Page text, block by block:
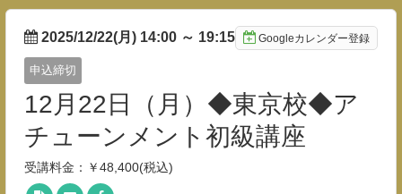
2025/12/22(月) 14:00 ～ 19:15 Googleカレンダー登録
申込締切
12月22日（月）◆東京校◆ア
チューンメント初級講座
受講料金：￥48,400(税込)